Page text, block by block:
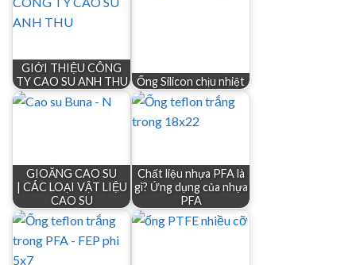
GIỚI THIỆU CÔNG
TY CAO SU ANH THU
Ống Silicon chịu nhiệt
GIOĂNG CAO SU
| CÁC LOẠI VẬT LIỆU
CAO SU
Chất liệu nhựa PFA là
gì? Ứng dụng của nhựa
PFA